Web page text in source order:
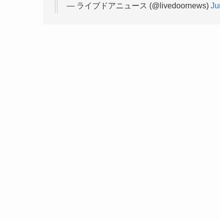
— ライブドアニュース (@livedoornews)